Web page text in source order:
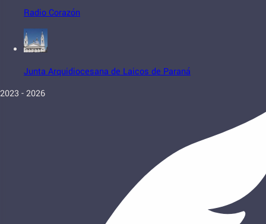
Radio Corazón
Junta Arquidiocesana de Laicos de Paraná
2023 - 2026